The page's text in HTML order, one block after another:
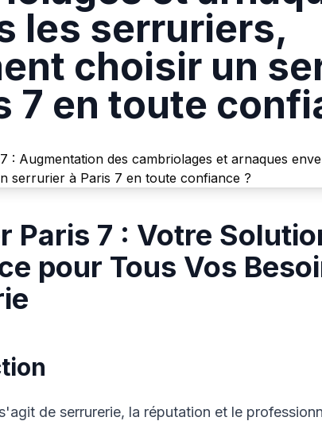
les serruriers,
choisir un
7 en toute
Paris 7 : Votre
pour Tous Vos
de serrurerie, la réputation et le